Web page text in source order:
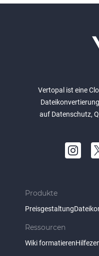
Vertopal ist eine
auf Datenschutz,
Produkte
Preisgestaltung
Ressourcen
Wiki formatieren